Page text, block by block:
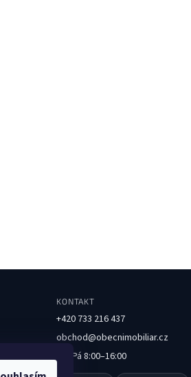
KONTAKT
+420 733 216 437
obchod@obecnimobiliar.cz
Po–Pá 8:00–16:00